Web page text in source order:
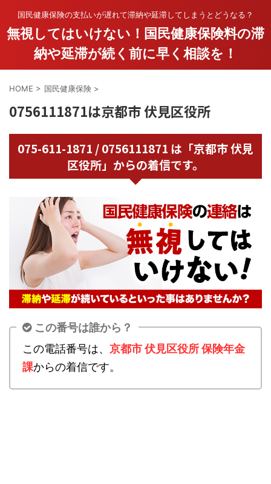
国民健康保険の支払いが遅れて滞納や延滞してしまうとどうなる？
無視してはいけない！国民健康保険料の滞
納や延滞が続く前に早く相談を！
HOME > 国民健康保険 >
0756111871は京都市 伏見区役所
075-611-1871 / 0756111871 は「京都市 伏見
区役所」からの着信です。
この番号は誰から？
この電話番号は、 京都市 伏見区役所 保険年金
課からの着信です。